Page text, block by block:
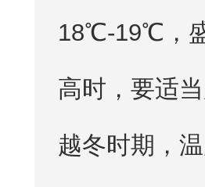
18℃-19℃，
高时，要适
越冬时期，